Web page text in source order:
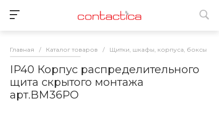
Главная / Каталог товаров / Щитки, шкафы, корпуса, боксы
IP40 Корпус распределительного
щита скрытого монтажа
арт.BM36PO